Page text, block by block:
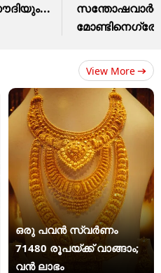
View More
ഒരു പവൻ സ്വർണം
71480 രൂപയ്ക്ക് വാങ്ങാം;
വൻ ലാഭം